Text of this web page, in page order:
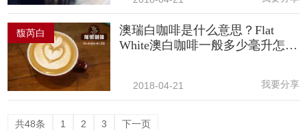
馥芮白
澳瑞白咖啡是什么意思？Flat
White澳白咖啡一般多少毫升怎么
2018-04-21 我要分享
共48条 1 2 3 下一页